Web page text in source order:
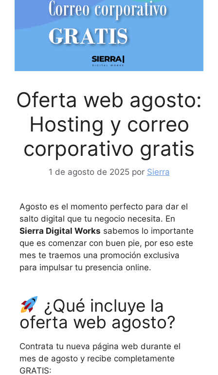
Oferta web agosto:
Hosting y correo
corporativo gratis
1 de agosto de 2025 por Sierra
Agosto es el momento perfecto para dar el
salto digital que tu negocio necesita. En
Sierra Digital Works sabemos lo importante
que es comenzar con buen pie, por eso este
mes te traemos una promoción exclusiva
para impulsar tu presencia online.
¿Qué incluye la
oferta web agosto?
Contrata tu nueva página web durante el
mes de agosto y recibe completamente
GRATIS: